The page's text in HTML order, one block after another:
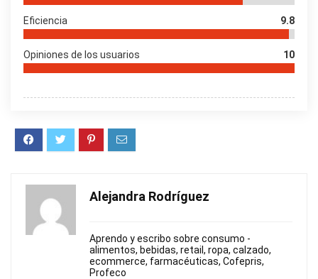
Eficiencia 9.8
Opiniones de los usuarios 10
Alejandra Rodríguez
Aprendo y escribo sobre consumo -
alimentos, bebidas, retail, ropa, calzado,
ecommerce, farmacéuticas, Cofepris,
Profeco